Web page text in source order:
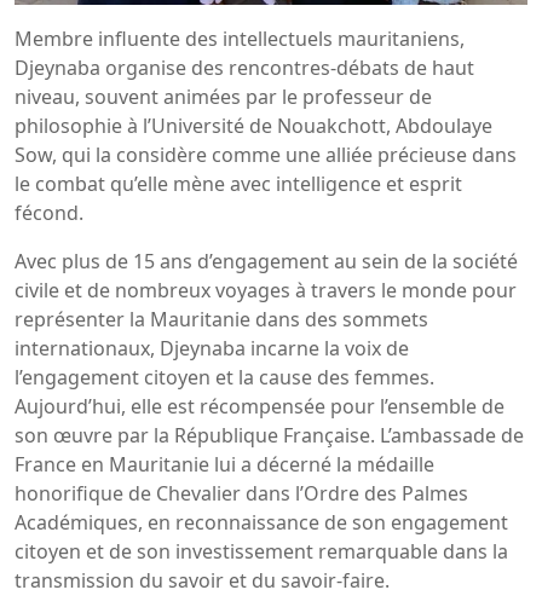
Membre influente des intellectuels mauritaniens,
Djeynaba organise des rencontres-débats de haut
niveau, souvent animées par le professeur de
philosophie à l’Université de Nouakchott, Abdoulaye
Sow, qui la considère comme une alliée précieuse dans
le combat qu’elle mène avec intelligence et esprit
fécond.
Avec plus de 15 ans d’engagement au sein de la société
civile et de nombreux voyages à travers le monde pour
représenter la Mauritanie dans des sommets
internationaux, Djeynaba incarne la voix de
l’engagement citoyen et la cause des femmes.
Aujourd’hui, elle est récompensée pour l’ensemble de
son œuvre par la République Française. L’ambassade de
France en Mauritanie lui a décerné la médaille
honorifique de Chevalier dans l’Ordre des Palmes
Académiques, en reconnaissance de son engagement
citoyen et de son investissement remarquable dans la
transmission du savoir et du savoir-faire.